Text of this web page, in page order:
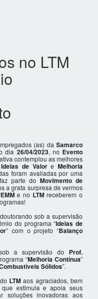
no LTM
(as) daSamarco
dia26/04/2023, no Evento
contemplou as melhores
de ValoreMelhoria
foram avaliadas por uma
parte do Movimento de
a grata surpresa de vermos
e no LTMreceberem o
sob a supervisão
do programa “Ideias de
” com o projeto “Balanço
a supervisão do Prof.
“Melhoria Contínua”
Sólidos”.
LTM aos agraciados, bem
estimula e apoia seus
soluções inovadoras aos